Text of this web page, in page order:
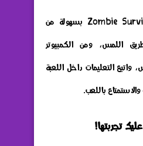
العب لعبة Zombie Survival بسهولة من
اللمس، ومن الكمبيوتر
واتبع التعليمات داخل اللعبة
باللعب.
تجربتها!